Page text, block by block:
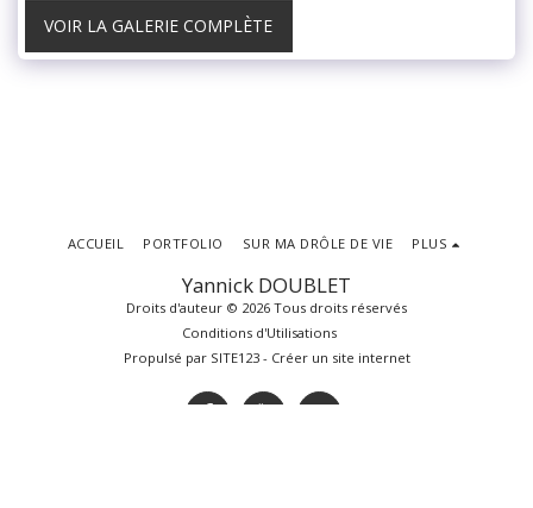
VOIR LA GALERIE COMPLÈTE
Yannick DOUBLET
Droits d'auteur © 2026 Tous droits réservés
Conditions d'Utilisations
Propulsé par SITE123- Créer un site internet
ACCUEIL PORTFOLIO SUR MA DRÔLE DE VIE PLUS